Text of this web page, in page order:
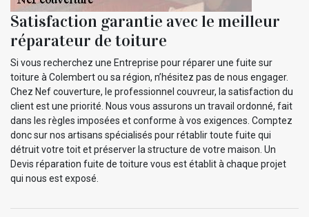
Satisfaction garantie avec le meilleur
réparateur de toiture
Si vous recherchez une Entreprise pour réparer une fuite sur
toiture à Colembert ou sa région, n’hésitez pas de nous engager.
Chez Nef couverture, le professionnel couvreur, la satisfaction du
client est une priorité. Nous vous assurons un travail ordonné, fait
dans les règles imposées et conforme à vos exigences. Comptez
donc sur nos artisans spécialisés pour rétablir toute fuite qui
détruit votre toit et préserver la structure de votre maison. Un
Devis réparation fuite de toiture vous est établit à chaque projet
qui nous est exposé.